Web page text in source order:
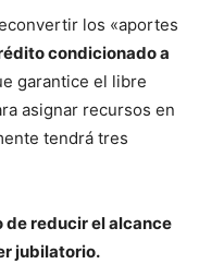
los «aportes
condicionado a
garantice el libre
asignar recursos en
tendrá tres
de reducir el alcance
jubilatorio.